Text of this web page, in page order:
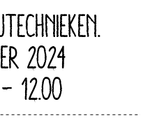
2024
12.00